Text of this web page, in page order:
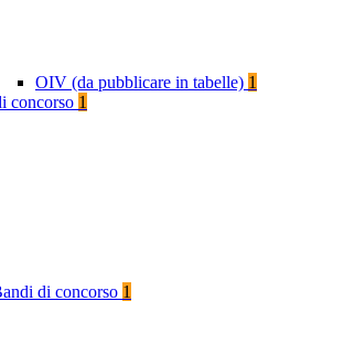
OIV (da pubblicare in tabelle) 1
concorso 1
di concorso 1